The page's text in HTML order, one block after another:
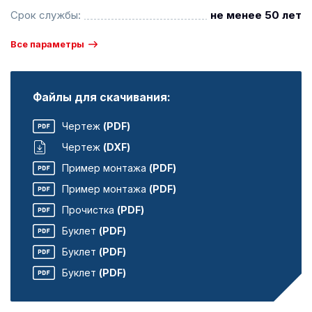
Срок службы: не менее 50 лет
Все параметры
Файлы для скачивания:
Чертеж (PDF)
Чертеж (DXF)
Пример монтажа (PDF)
Пример монтажа (PDF)
Прочистка (PDF)
Буклет (PDF)
Буклет (PDF)
Буклет (PDF)